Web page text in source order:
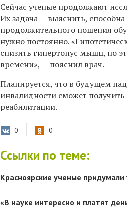
Сейчас ученые продолжают
Их задача — выяснить,
продолжительного ношения
нужно постоянно.
снизить гипертонус мышц, но
времени», — пояснил врач.
Планируется, что в будущем
инвалидности сможет получить
реабилитации.
0 0
Ссылки по теме:
Красноярские ученые
«В науке интересно и платят